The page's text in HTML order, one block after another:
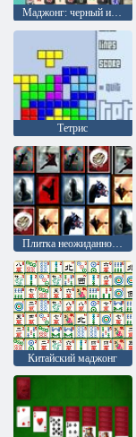
Маджонг: черный и белый
Тетрис
Китайский маджонг